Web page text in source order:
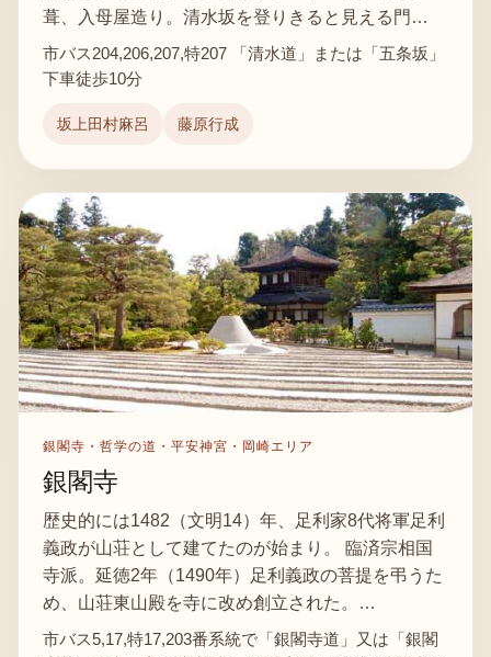
葺、入母屋造り。清水坂を登りきると見える門…
市バス204,206,207,特207 「清水道」または「五条坂」
下車徒歩10分
坂上田村麻呂 藤原行成
銀閣寺・哲学の道・平安神宮・岡崎エリア
銀閣寺
歴史的には1482（文明14）年、足利家8代将軍足利
義政が山荘として建てたのが始まり。 臨済宗相国
寺派。延徳2年（1490年）足利義政の菩提を弔うた
め、山荘東山殿を寺に改め創立された。…
市バス5,17,特17,203番系統で「銀閣寺道」又は「銀閣